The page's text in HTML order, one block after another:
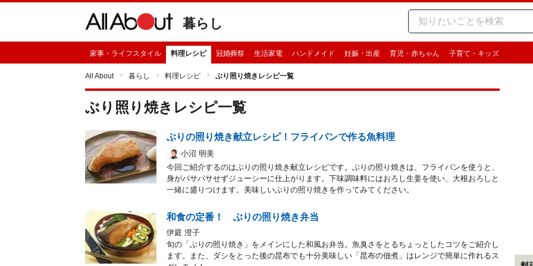
暮らし
家事・ライフスタイル 料理レシピ 冠婚葬祭 生活家電 ハンドメイド 妊娠・出産 育児・赤ちゃん 子育て・キッズ
All About 暮らし 料理レシピ ぶり照り焼きレシピ一覧
ぶり照り焼き レシピ一覧
ぶりの照り焼き献立レシピ！フライパンで作る魚料理
小沼 明美
今回ご紹介するのはぶりの照り焼き献立レシピです。ぶりの照り焼きは、フライパンを使うと、
身がパサパサせずジューシーに仕上がります。下味調味料にはおろし生姜を使い、大根おろしと
一緒に盛りつけます。美味しいぶりの照り焼きを作ってみてください。
和食の定番！ ぶりの照り焼き弁当
伊庭 澄子
旬の「ぶりの照り焼き」をメインにした和風お弁当。魚臭さをとるちょっとしたコツをご紹介し
ます。また、ダシをとった後の昆布でも十分美味しい「昆布の佃煮」はレンジで簡単に作れるス